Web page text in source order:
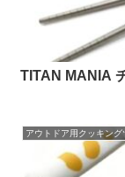
TITAN MANIA
アウトドア用クッキング